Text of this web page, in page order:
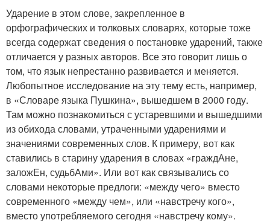
Ударение в этом слове, закрепленное в
орфографических и толковых словарях, которые тоже
всегда содержат сведения о постановке ударений, также
отличается у разных авторов. Все это говорит лишь о
том, что язык непрестанно развивается и меняется.
Любопытное исследование на эту тему есть, например,
в «Словаре языка Пушкина», вышедшем в 2000 году.
Там можно познакомиться с устаревшими и вышедшими
из обихода словами, утраченными ударениями и
значениями современных слов. К примеру, вот как
ставились в старину ударения в словах «граждАне,
заложЕн, судьбАми». Или вот как связывались со
словами некоторые предлоги: «между чего» вместо
современного «между чем», или «навстречу кого»,
вместо употребляемого сегодня «навстречу кому».